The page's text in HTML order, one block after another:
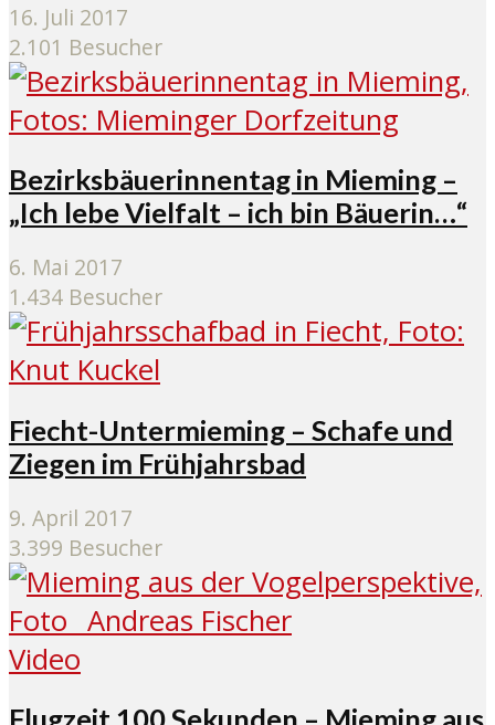
16. Juli 2017
2.101 Besucher
Bezirksbäuerinnentag in Mieming –
„Ich lebe Vielfalt – ich bin Bäuerin…“
6. Mai 2017
1.434 Besucher
Fiecht-Untermieming – Schafe und
Ziegen im Frühjahrsbad
9. April 2017
3.399 Besucher
Video